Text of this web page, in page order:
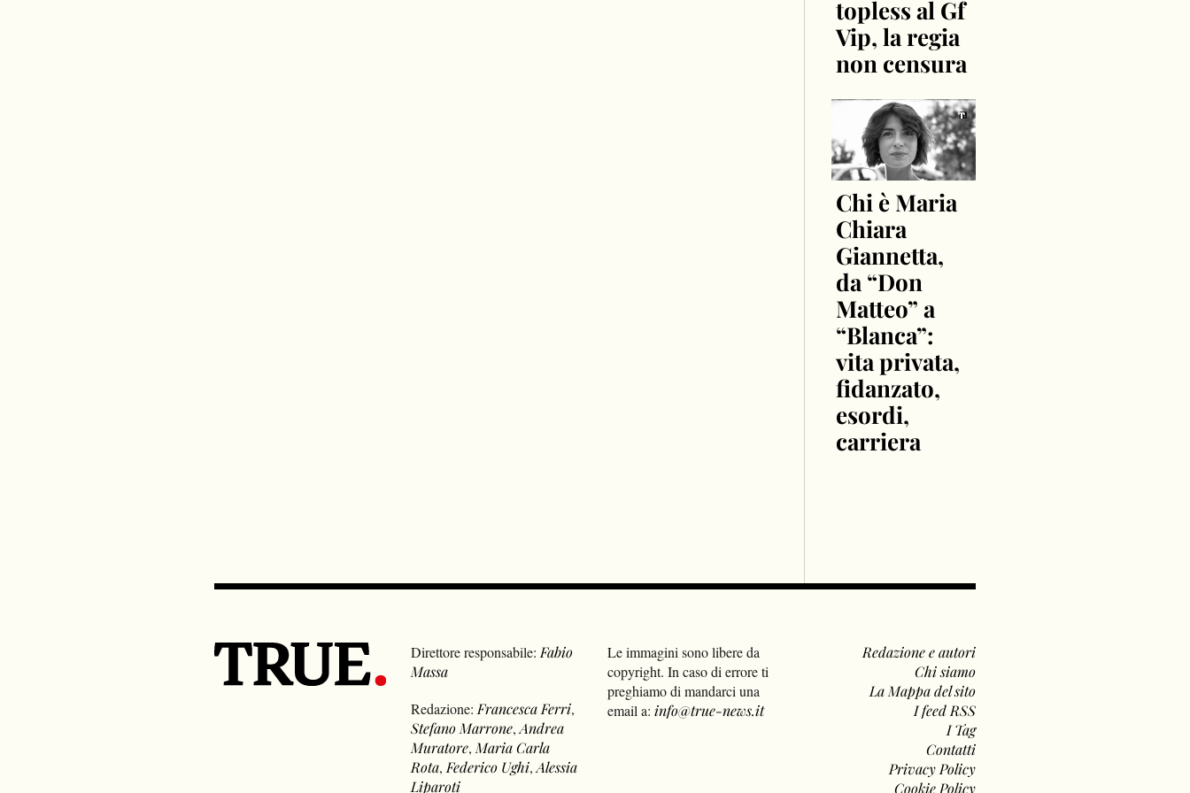
topless al Gf
Vip, la regia
non censura
Chi è Maria
Chiara
Giannetta,
da “Don
Matteo” a
“Blanca”:
vita privata,
fidanzato,
esordi,
carriera
Direttore responsabile: Fabio
Massa
Redazione: Francesca Ferri,
Stefano Marrone,Andrea
Muratore, Maria Carla
Rota, Federico Ughi,Alessia
Liparoti
Le immagini sono libere da
copyright. In caso di errore ti
preghiamo di mandarci una
email a: info@true-news.it
Redazione e autori
Chi siamo
La Mappa del sito
I feed RSS
I Tag
Contatti
Privacy Policy
Cookie Policy